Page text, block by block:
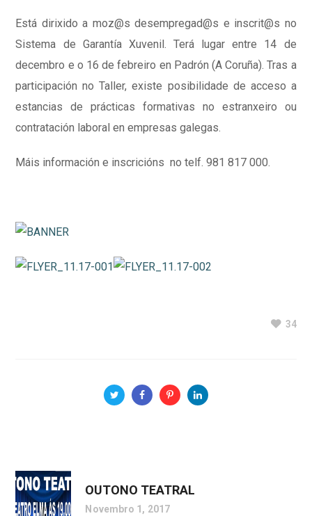
Está dirixido a moz@s desempregad@s e inscrit@s no
Sistema de Garantía Xuvenil. Terá lugar entre 14 de
decembro e o 16 de febreiro en Padrón (A Coruña). Tras a
participación no Taller, existe posibilidade de acceso a
estancias de prácticas formativas no estranxeiro ou
contratación laboral en empresas galegas.
Máis información e inscricións no telf. 981 817 000.
34
OUTONO TEATRAL
Novembro 1, 2017